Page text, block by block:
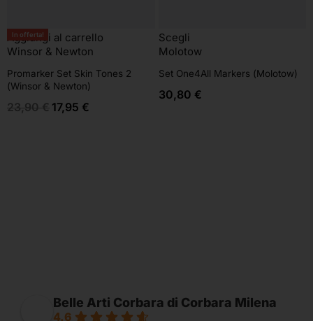
In offerta!
Aggiungi al carrello
Winsor & Newton
Promarker Set Skin Tones 2
(Winsor & Newton)
23,90€ 17,95 €
Scegli
Molotow
Set One4All Markers (Molotow)
30,80 €
Belle Arti Corbara di Corbara Milena
4.6